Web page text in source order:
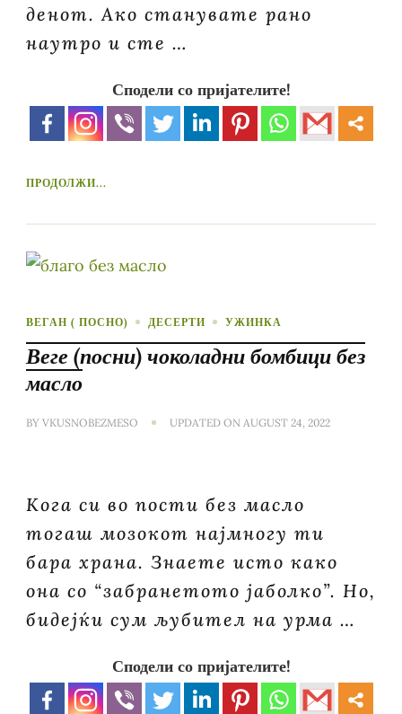
денот. Ако станувате рано
наутро и сте …
Сподели со пријателите!
ПРОДОЛЖИ...
ВЕГАН ( ПОСНО) ДЕСЕРТИ УЖИНКА
Веге (посни) чоколадни бомбици без
масло
BY VKUSNOBEZMESO UPDATED ON AUGUST 24, 2022
Кога си во пости без масло
тогаш мозокот најмногу ти
бара храна. Знаете исто како
она со “забранетото јаболко”. Но,
бидејќи сум љубител на урма …
Сподели со пријателите!